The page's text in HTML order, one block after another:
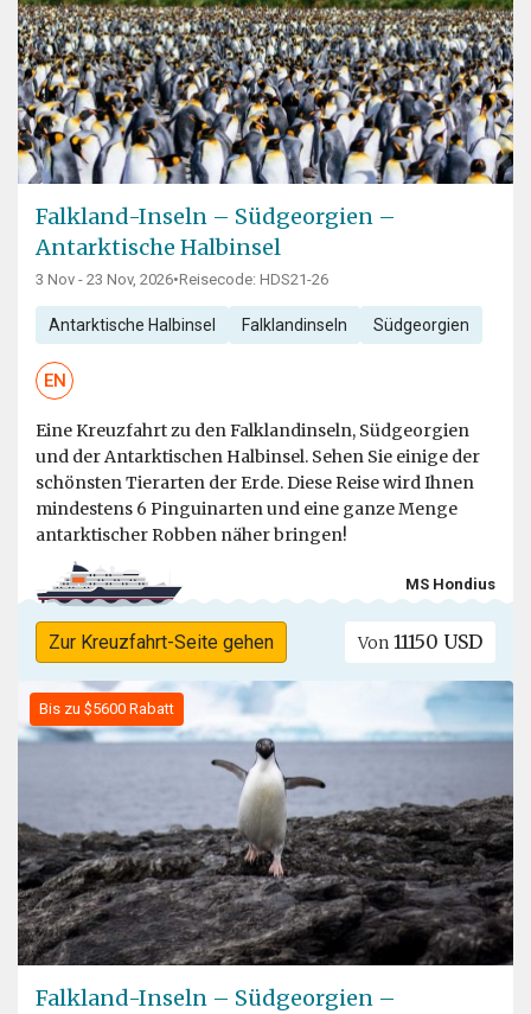
Falkland-Inseln – Südgeorgien –
Antarktische Halbinsel
3 Nov - 23 Nov, 2026•Reisecode: HDS21-26
Antarktische Halbinsel Falklandinseln Südgeorgien
EN
Eine Kreuzfahrt zu den Falklandinseln, Südgeorgien
und der Antarktischen Halbinsel. Sehen Sie einige der
schönsten Tierarten der Erde. Diese Reise wird Ihnen
mindestens 6 Pinguinarten und eine ganze Menge
antarktischer Robben näher bringen!
MS Hondius
Zur Kreuzfahrt-Seite gehen Von 11150 USD
Bis zu $5600 Rabatt
Falkland-Inseln – Südgeorgien –